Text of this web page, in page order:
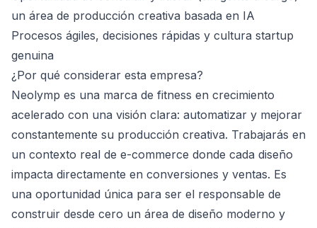
un área de producción creativa basada en IA
Procesos ágiles, decisiones rápidas y cultura startup
genuina
¿Por qué considerar esta empresa?
Neolymp es una marca de fitness en crecimiento
acelerado con una visión clara: automatizar y mejorar
constantemente su producción creativa. Trabajarás en
un contexto real de e-commerce donde cada diseño
impacta directamente en conversiones y ventas. Es
una oportunidad única para ser el responsable de
construir desde cero un área de diseño moderno y